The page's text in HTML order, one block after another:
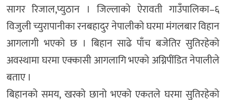
सागर रिजाल,प्युठान । जिल्लाको ऐरावती गाउँपालिका–६
विजुली च्युरापानीका रनबहादुर नेपालीको घरमा मंगलबार विहान
आगलागी भएको छ । बिहान साढे पाँच बजेतिर सुतिरहेको
अवस्थामा घरमा एक्कासी आगलागि भएको अग्निपींडित नेपालीले
बताए ।
बिहानको समय, खरको छानो भएको एकतले घरमा सुतिरहेको